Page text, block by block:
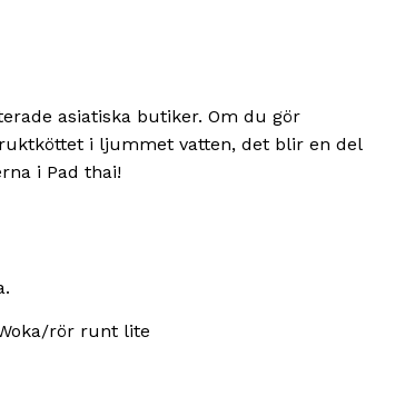
asiatiska butiker. Om du gör
i ljummet vatten, det blir en del
i Pad thai!
rör runt lite